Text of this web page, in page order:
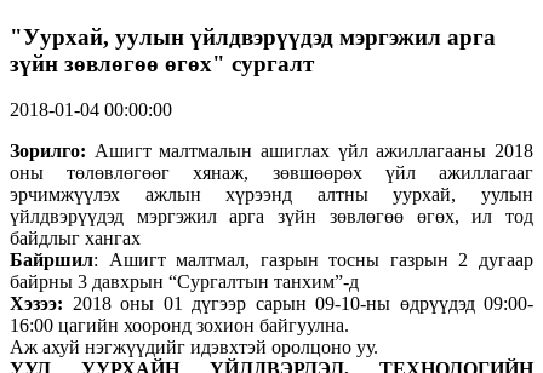
"Уурхай, уулын үйлдвэрүүдэд мэргэжил арга
зүйн зөвлөгөө өгөх" сургалт
2018-01-04 00:00:00
Зорилго: Ашигт малтмалын ашиглах үйл ажиллагааны 2018
оны төлөвлөгөөг хянаж, зөвшөөрөх үйл ажиллагааг
эрчимжүүлэх ажлын хүрээнд алтны уурхай, уулын
үйлдвэрүүдэд мэргэжил арга зүйн зөвлөгөө өгөх, ил тод
байдлыг хангах
Байршил: Ашигт малтмал, газрын тосны газрын 2 дугаар
байрны 3 давхрын “Сургалтын танхим”-д
Хэзээ: 2018 оны 01 дүгээр сарын 09-10-ны өдрүүдэд 09:00-
16:00 цагийн хооронд зохион байгуулна.
Аж ахуй нэгжүүдийг идэвхтэй оролцоно уу.